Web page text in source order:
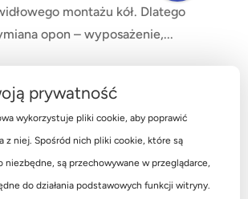
montażu kół. Dlatego
opon – wyposażenie,...
prywatność
wykorzystuje pliki cookie, aby poprawić
z niej. Spośród nich pliki cookie, które są
niezbędne, są przechowywane w przeglądarce,
do działania podstawowych funkcji witryny.